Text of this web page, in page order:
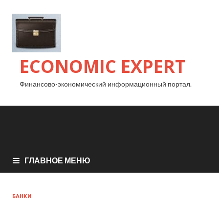
ECONOMIC EXPERT
Финансово-экономический информационный портал.
ГЛАВНОЕ МЕНЮ
БАНКИ